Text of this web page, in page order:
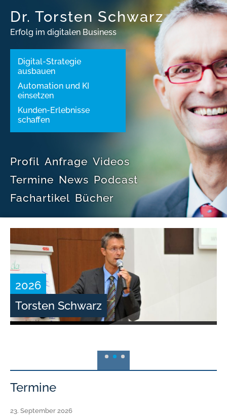
Dr. Torsten Schwarz
Erfolg im digitalen Business
Digital-Strategie
ausbauen
Automation und KI
einsetzen
Kunden-Erlebnisse
schaffen
Profil Anfrage Videos
Termine News Podcast
Fachartikel Bücher
2026
Torsten Schwarz
Termine
23. September 2026